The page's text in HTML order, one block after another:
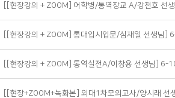
[[현장강의 + ZOOM] 어학병/통역장교 A/강천호 선
[[현장강의 + ZOOM] 통대입시입문/심재일 선생님]
[[현장강의 + ZOOM] 통역실전A/이창용 선생님] 6-
[[현장+ZOOM+녹화본] 외대1차모의고사/양시래 선